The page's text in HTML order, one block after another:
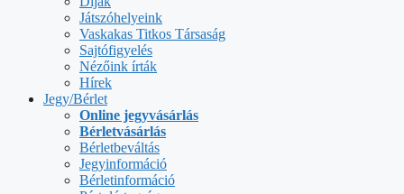
Játszóhelyeink
Vaskakas Titkos Társaság
Sajtófigyelés
Nézőink írták
Hírek
Jegy/Bérlet
Online jegyvásárlás
Bérletvásárlás
Bérletbeváltás
Jegyinformáció
Bérletinformáció